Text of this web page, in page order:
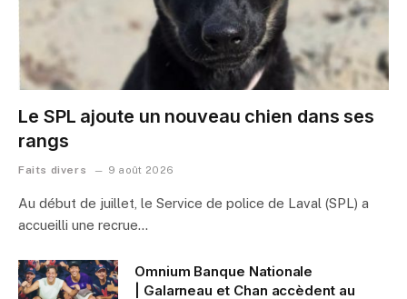
Le SPL ajoute un nouveau chien dans ses
rangs
Faits divers 9 août 2026
Au début de juillet, le Service de police de Laval (SPL) a
accueilli une recrue…
Omnium Banque Nationale
| Galarneau et Chan accèdent au